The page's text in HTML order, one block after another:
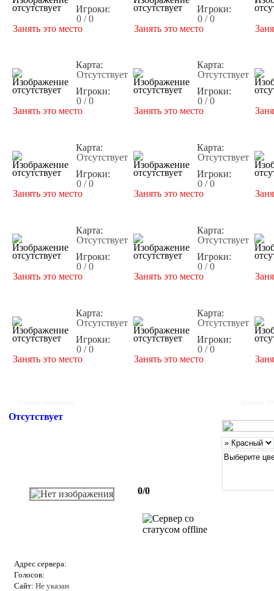
Игроки:
0 / 0
Занять это место
Игроки:
0 / 0
Занять это место
Карта:
Отсутствует
Игроки:
0 / 0
Занять это место
Карта:
Отсутствует
Игроки:
0 / 0
Занять это место
Карта:
Отсутствует
Игроки:
0 / 0
Занять это место
Карта:
Отсутствует
Игроки:
0 / 0
Занять это место
Карта:
Отсутствует
Игроки:
0 / 0
Занять это место
Карта:
Отсутствует
Игроки:
0 / 0
Занять это место
Карта:
Отсутствует
Игроки:
0 / 0
Занять это место
Карта:
Отсутствует
Игроки:
0 / 0
Занять это место
Отсутствует
0/0
Адрес сервера:
Голосов:
Сайт: Не указан